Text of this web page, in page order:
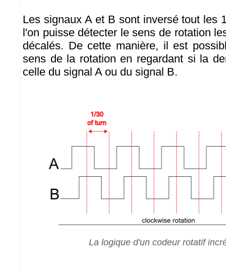
Les signaux A et B sont inversé tout les
l'on puisse détecter le sens de rotation
décalés. De cette manière, il est
sens de la rotation en regardant si la
celle du signal A ou du signal B.
La logique d'un codeur rotatif